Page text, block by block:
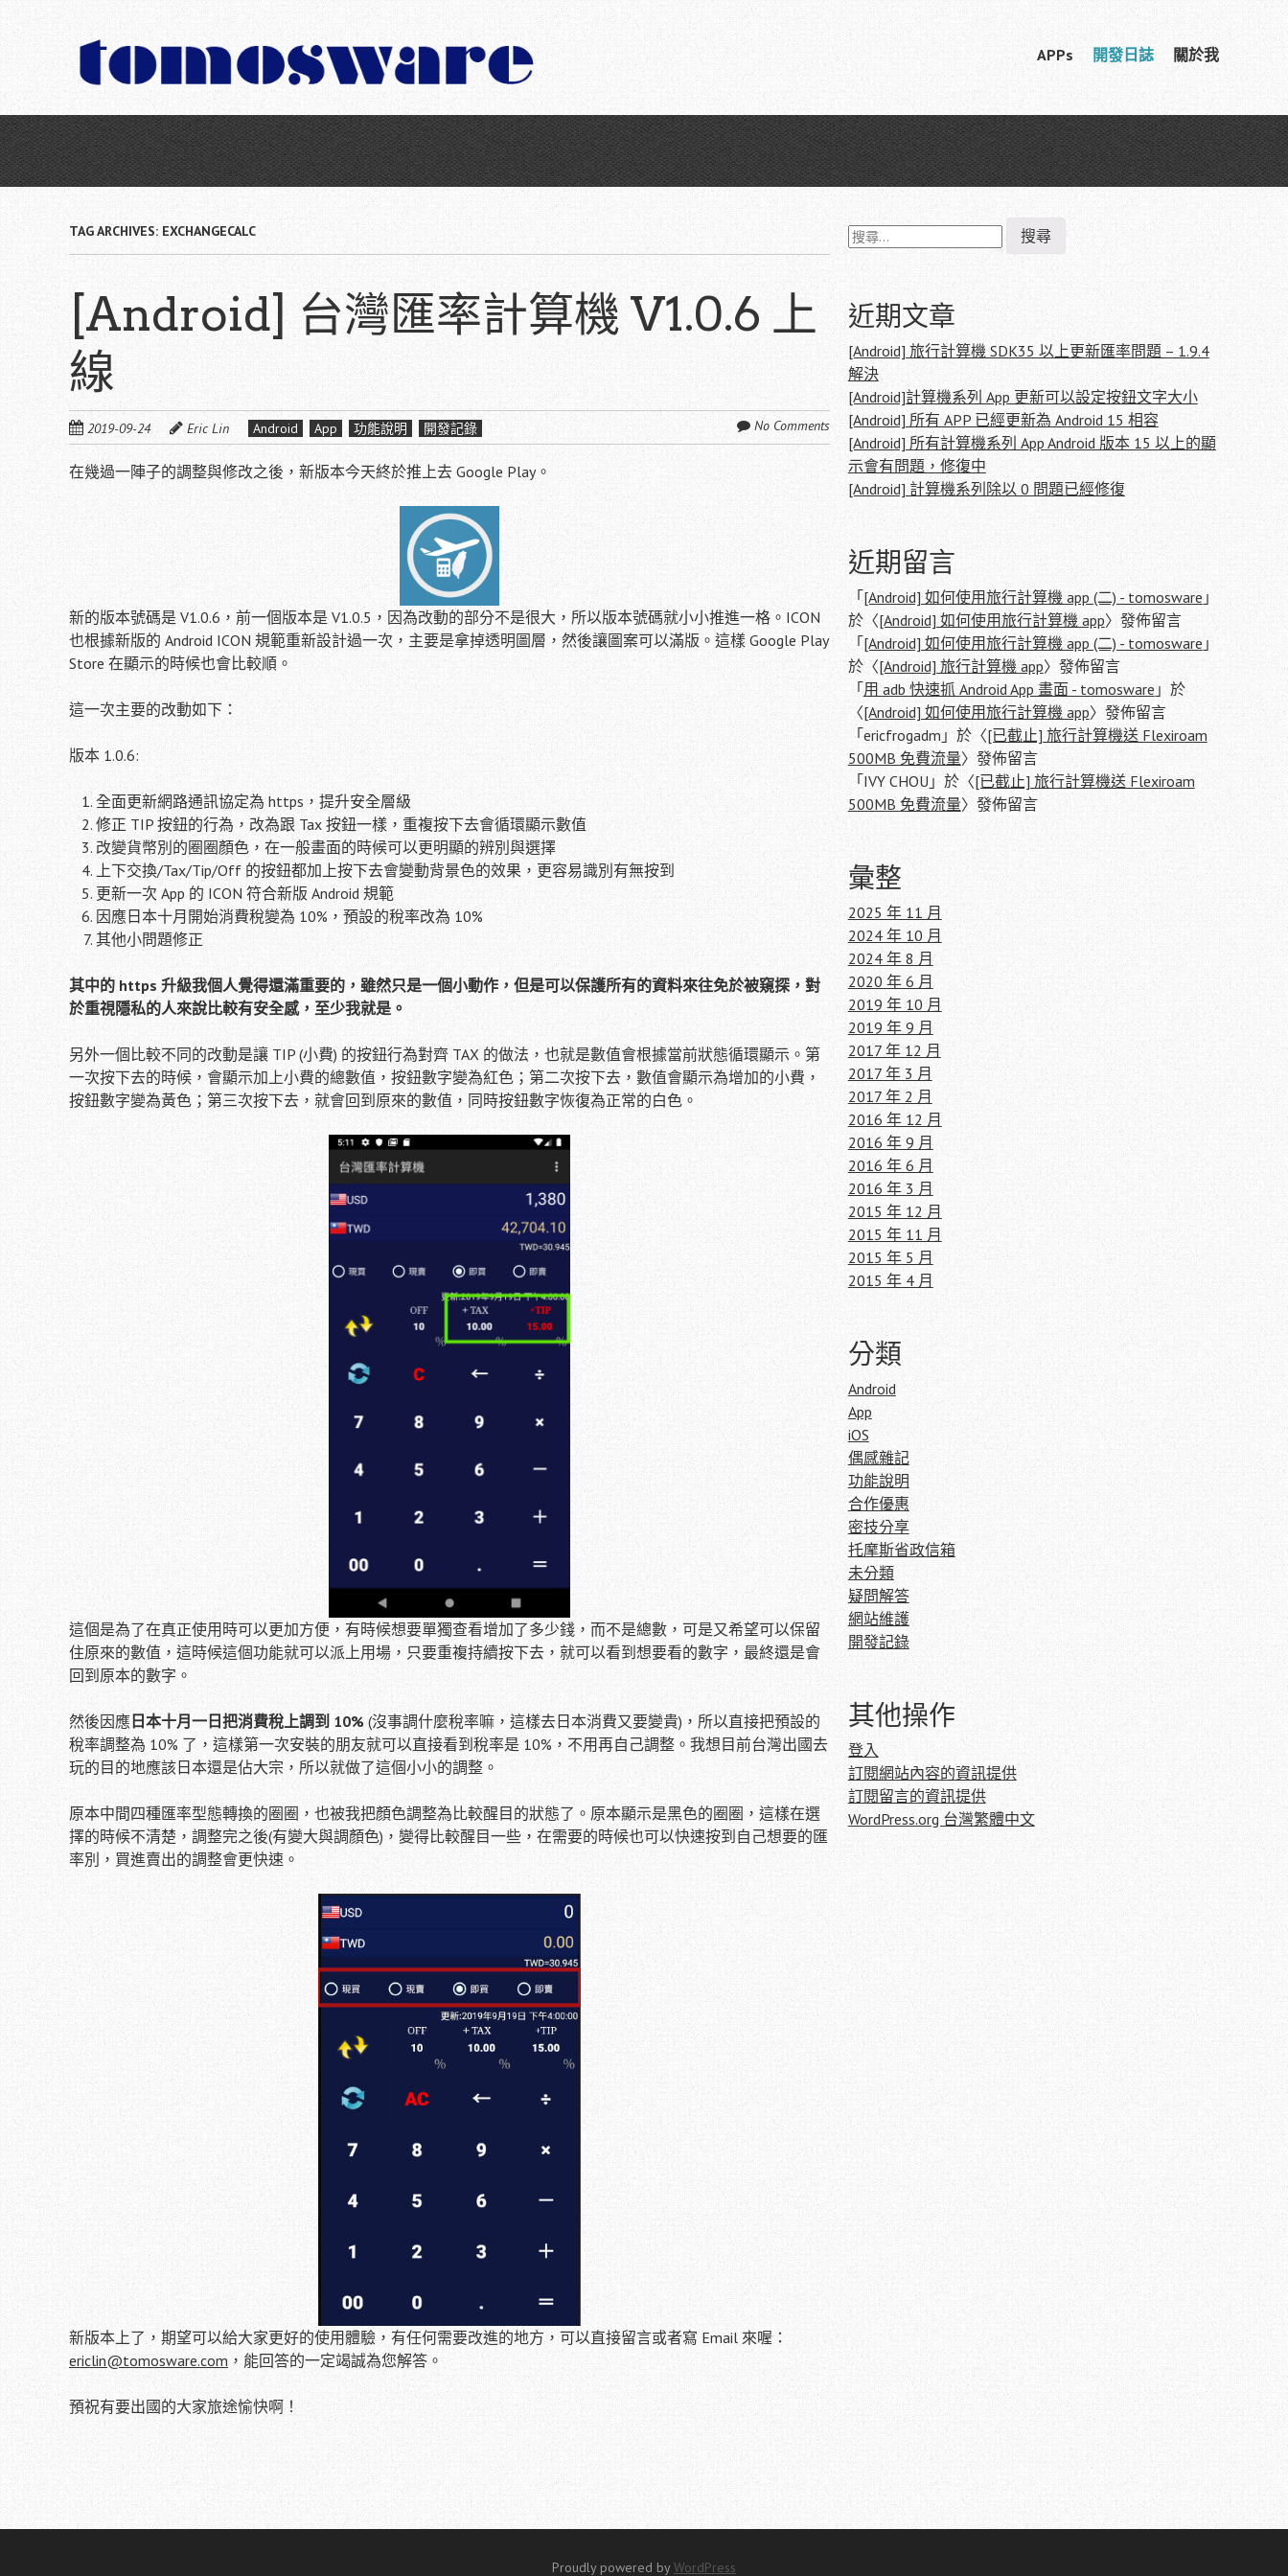
content
Menu
Skip
to
content
APPs 開發日誌 關於我
TAG ARCHIVES: EXCHANGECALC
[Android] 台灣匯率計算機 V1.0.6 上
線
2019-09-24 Eric Lin Android App 功能說明 開發記錄 No Comments
在幾過一陣子的調整與修改之後，新版本今天終於推上去 Google Play。
新的版本號碼是 V1.0.6，前一個版本是 V1.0.5，因為改動的部分不是很大，所以版本號碼就小小推進一格。ICON
也根據新版的 Android ICON 規範重新設計過一次，主要是拿掉透明圖層，然後讓圖案可以滿版。這樣 Google Play
Store 在顯示的時候也會比較順。
這一次主要的改動如下：
版本 1.0.6:
全面更新網路通訊協定為 https，提升安全層級
修正 TIP 按鈕的行為，改為跟 Tax 按鈕一樣，重複按下去會循環顯示數值
改變貨幣別的圈圈顏色，在一般畫面的時候可以更明顯的辨別與選擇
上下交換/Tax/Tip/Off 的按鈕都加上按下去會變動背景色的效果，更容易識別有無按到
更新一次 App 的 ICON 符合新版 Android 規範
因應日本十月開始消費稅變為 10%，預設的稅率改為 10%
其他小問題修正
其中的 https 升級我個人覺得還滿重要的，雖然只是一個小動作，但是可以保護所有的資料來往免於被窺探，對
於重視隱私的人來說比較有安全感，至少我就是。
另外一個比較不同的改動是讓 TIP (小費) 的按鈕行為對齊 TAX 的做法，也就是數值會根據當前狀態循環顯示。第
一次按下去的時候，會顯示加上小費的總數值，按鈕數字變為紅色；第二次按下去，數值會顯示為增加的小費，
按鈕數字變為黃色；第三次按下去，就會回到原來的數值，同時按鈕數字恢復為正常的白色。
這個是為了在真正使用時可以更加方便，有時候想要單獨查看增加了多少錢，而不是總數，可是又希望可以保留
住原來的數值，這時候這個功能就可以派上用場，只要重複持續按下去，就可以看到想要看的數字，最終還是會
回到原本的數字。
然後因應 日本十月一日把消費稅上調到 10% (沒事調什麼稅率嘛，這樣去日本消費又要變貴)，所以直接把預設的
稅率調整為 10% 了，這樣第一次安裝的朋友就可以直接看到稅率是 10%，不用再自己調整。我想目前台灣出國去
玩的目的地應該日本還是佔大宗，所以就做了這個小小的調整。
原本中間四種匯率型態轉換的圈圈，也被我把顏色調整為比較醒目的狀態了。原本顯示是黑色的圈圈，這樣在選
擇的時候不清楚，調整完之後(有變大與調顏色)，變得比較醒目一些，在需要的時候也可以快速按到自己想要的匯
率別，買進賣出的調整會更快速。
新版本上了，期望可以給大家更好的使用體驗，有任何需要改進的地方，可以直接留言或者寫 Email 來喔：
ericlin@tomosware.com ，能回答的一定竭誠為您解答。
預祝有要出國的大家旅途愉快啊！
Post
搜
尋
字:
近期文章
[Android] 旅行計算機 SDK35 以上更新匯率問題 – 1.9.4
解決
[Android]計算機系列 App 更新可以設定按鈕文字大小
[Android] 所有 APP 已經更新為 Android 15 相容
[Android] 所有計算機系列 App Android 版本 15 以上的顯
示會有問題，修復中
[Android] 計算機系列除以 0 問題已經修復
近期留言
「[Android] 如何使用旅行計算機 app (二) - tomosware 」
於〈[Android] 如何使用旅行計算機 app〉發佈留言
「[Android] 如何使用旅行計算機 app (二) - tomosware 」
於〈[Android] 旅行計算機 app〉發佈留言
「用 adb 快速抓 Android App 畫面 - tomosware 」於
〈[Android] 如何使用旅行計算機 app〉發佈留言
「ericfrogadm 」於〈[已截止] 旅行計算機送 Flexiroam
500MB 免費流量〉發佈留言
「IVY CHOU」於〈[已截止] 旅行計算機送 Flexiroam
500MB 免費流量〉發佈留言
彙整
2025 年 11 月
2024 年 10 月
2024 年 8 月
2020 年 6 月
2019 年 10 月
2019 年 9 月
2017 年 12 月
2017 年 3 月
2017 年 2 月
2016 年 12 月
2016 年 9 月
2016 年 6 月
2016 年 3 月
2015 年 12 月
2015 年 11 月
2015 年 5 月
2015 年 4 月
分類
Android
App
iOS
偶感雜記
功能說明
合作優惠
密技分享
托摩斯省政信箱
未分類
疑問解答
網站維護
開發記錄
其他操作
登入
訂閱網站內容的資訊提供
訂閱留言的資訊提供
WordPress.org 台灣繁體中文
Proudly powered byWordPress